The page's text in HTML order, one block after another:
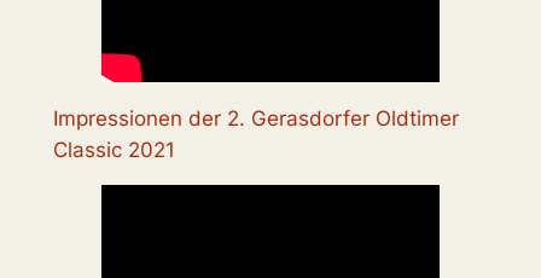
Impressionen der 2. Gerasdorfer Oldtimer
Classic 2021